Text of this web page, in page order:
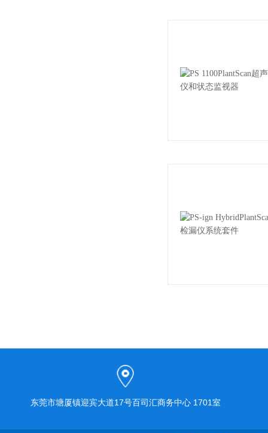
东莞市塘厦镇迎宾大道17号百司汇商务中心 1701室